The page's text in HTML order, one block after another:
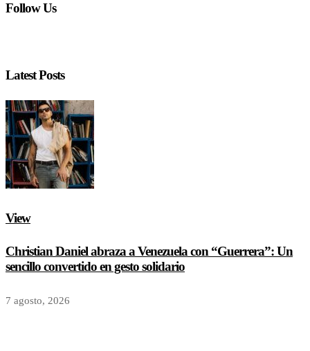
Follow Us
Latest Posts
View
Christian Daniel abraza a Venezuela con “Guerrera”: Un
sencillo convertido en gesto solidario
7 agosto, 2026